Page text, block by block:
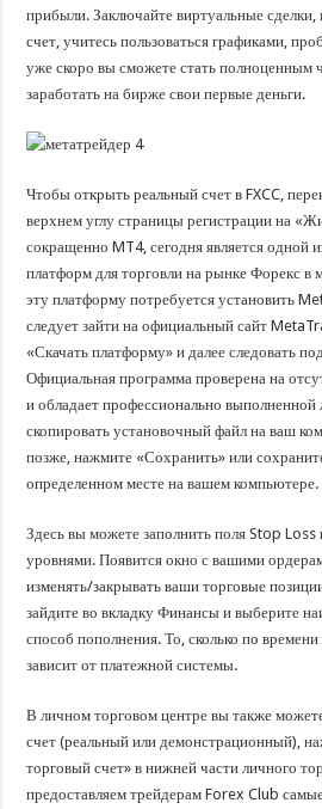
прибыли. Заключайте виртуальные
счет, учитесь пользоваться графиками,
уже скоро вы сможете стать полноценным
заработать на бирже свои первые деньги.
Чтобы открыть реальный счет в FXCC,
верхнем углу страницы регистрации на
сокращенно MT4, сегодня является одной
платформ для торговли на рынке Форекс в
эту платформу потребуется установить
следует зайти на официальный сайт
«Скачать платформу» и далее следовать
Официальная программа проверена на
и обладает профессионально выполненной
скопировать установочный файл на ваш
позже, нажмите «Сохранить» или
определенном месте на вашем компьютере.
Здесь вы можете заполнить поля Stop
уровнями. Появится окно с вашими
изменять/закрывать ваши торговые
зайдите во вкладку Финансы и выберите
способ пополнения. То, сколько по времени
зависит от платежной системы.
В личном торговом центре вы также
счет (реальный или демонстрационный),
торговый счет» в нижней части личного
предоставляем трейдерам Forex Club